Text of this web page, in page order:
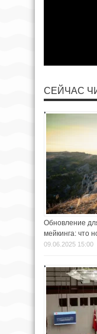
СЕЙЧАС
Обновление
мейкинга: что
09.06.2025 15:00